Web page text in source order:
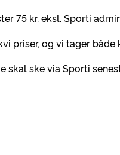
75 kr. eksl. Sporti
priser, og vi tager
ske via Sporti